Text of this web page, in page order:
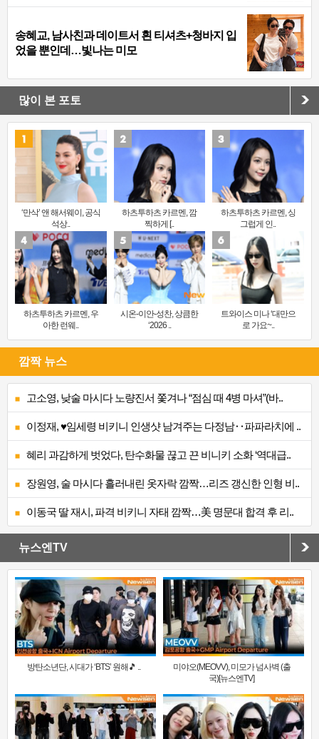
송혜교, 남사친과 데이트서 흰 티셔츠+청바지 입
었을 뿐인데…빛나는 미모
많이 본 포토
‘만삭’ 앤 해서웨이, 공식
석상..
하츠투하츠 카르멘, 깜
찍하게 [..
하츠투하츠 카르멘, 싱
그럽게 인..
하츠투하츠 카르멘, 우
아한 런웨..
시온-이안-성찬, 상큼한
‘2026 ..
트와이스 미나 ‘대만으
로 가요~..
깜짝 뉴스
고소영, 낮술 마시다 노량진서 쫓겨나 “점심 때 4병 마셔”(바..
이정재, ♥임세령 비키니 인생샷 남겨주는 다정남‥파파라치에 ..
혜리 과감하게 벗었다, 탄수화물 끊고 끈 비니키 소화 ‘역대급..
장원영, 술 마시다 흘러내린 옷자락 깜짝…리즈 갱신한 인형 비..
이동국 딸 재시, 파격 비키니 자태 깜짝…美 명문대 합격 후 리..
뉴스엔TV
방탄소년단, 시대가 ‘BTS’ 원해🎵 ..
미야오(MEOVV), 미모가 넘사벽 (출
국)[뉴스엔TV]